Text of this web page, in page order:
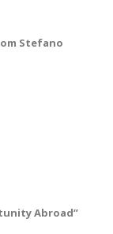
Stefano
Abroad”